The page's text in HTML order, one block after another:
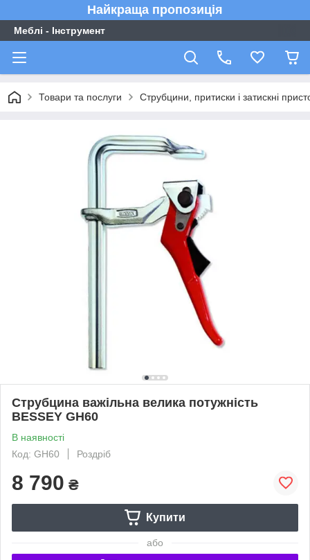
Найкраща пропозиція
Меблі - Інструмент
Товари та послуги Струбцини, притиски і затискні
Струбцина важільна велика потужність
BESSEY GH60
В наявності
Код: GH60
Роздріб
8 790 ₴
Купити
або